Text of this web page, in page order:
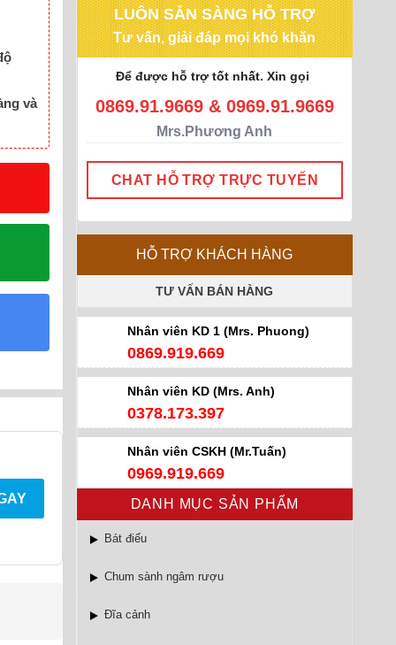
LUÔN SẴN SÀNG HỖ TRỢ
Tư vấn, giải đáp mọi khó khăn
Để được hỗ trợ tốt nhất. Xin gọi
0869.91.9669 & 0969.91.9669
Mrs.Phương Anh
CHAT HỖ TRỢ TRỰC TUYẾN
HỖ TRỢ KHÁCH HÀNG
TƯ VẤN BÁN HÀNG
Nhân viên KD 1 (Mrs. Phuong)
0869.919.669
Nhân viên KD (Mrs. Anh)
0378.173.397
Nhân viên CSKH (Mr.Tuấn)
0969.919.669
DANH MỤC SẢN PHẨM
Bát điếu
Chum sành ngâm rượu
Đĩa cảnh
và